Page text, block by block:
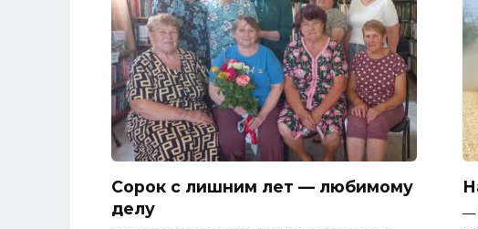
Сорок с лишним лет — любимому
делу
—